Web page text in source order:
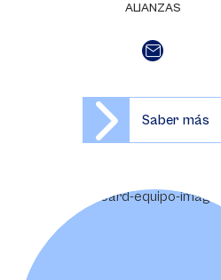
ALIANZAS
Saber más